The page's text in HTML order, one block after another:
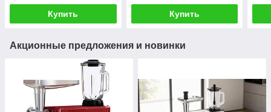
Купить Купить
Акционные предложения и новинки